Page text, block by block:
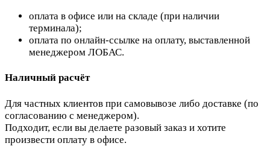
оплата в офисе или на складе (при наличии
терминала);
оплата по онлайн-ссылке на оплату, выставленной
менеджером ЛОБАС.
Наличный расчёт
Для частных клиентов при самовывозе либо доставке (по
согласованию с менеджером).
Подходит, если вы делаете разовый заказ и хотите
произвести оплату в офисе.